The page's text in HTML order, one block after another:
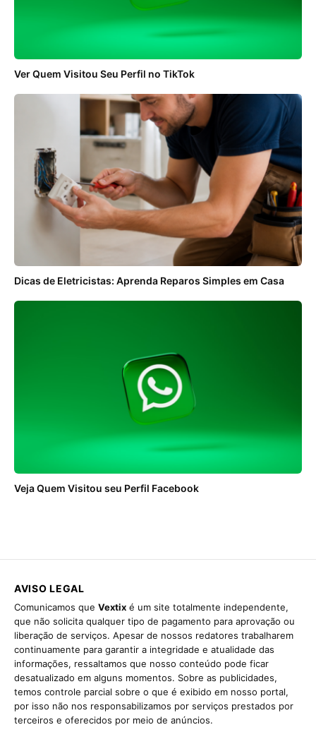
Ver Quem Visitou Seu Perfil no TikTok
Dicas de Eletricistas: Aprenda Reparos Simples em Casa
Veja Quem Visitou seu Perfil Facebook
AVISO LEGAL
Comunicamos que Vextix é um site totalmente independente,
que não solicita qualquer tipo de pagamento para aprovação ou
liberação de serviços. Apesar de nossos redatores trabalharem
continuamente para garantir a integridade e atualidade das
informações, ressaltamos que nosso conteúdo pode ficar
desatualizado em alguns momentos. Sobre as publicidades,
temos controle parcial sobre o que é exibido em nosso portal,
por isso não nos responsabilizamos por serviços prestados por
terceiros e oferecidos por meio de anúncios.